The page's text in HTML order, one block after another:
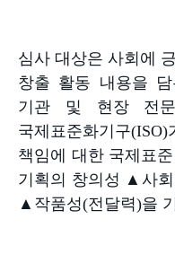
심사 대상은 사회에
창출 활동 내용을
기관 및 현장 전문
국제표준화기구(ISO)
책임에 대한 국제표준
기획의 창의성 ▲사
▲ 작품성(전달력)을